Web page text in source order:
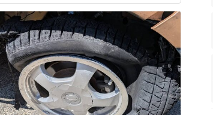
数
ス
ト
数
ね
数